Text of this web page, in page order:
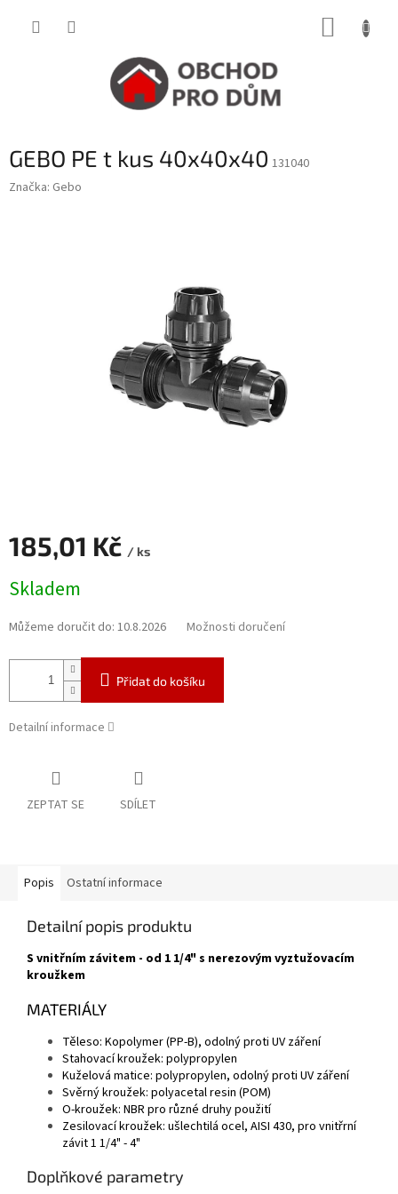
GEBO PE t kus 40x40x40 131040
Značka: Gebo
185,01 Kč / ks
cena:
Skladem
Můžeme doručit do: 10.8.2026 Možnosti doručení
Přidat do košíku
Detailní informace
ZEPTAT SE SDÍLET
Popis Ostatní informace
Detailní popis produktu
S vnitřním závitem - od 1 1/4" s nerezovým vyztužovacím
kroužkem
MATERIÁLY
Těleso: Kopolymer (PP-B), odolný proti UV záření
Stahovací kroužek: polypropylen
Kuželová matice: polypropylen, odolný proti UV záření
Svěrný kroužek: polyacetal resin (POM)
O-kroužek: NBR pro různé druhy použití
Zesilovací kroužek: ušlechtilá ocel, AISI 430, pro vnitřrní
závit 1 1/4" - 4"
Doplňkové parametry